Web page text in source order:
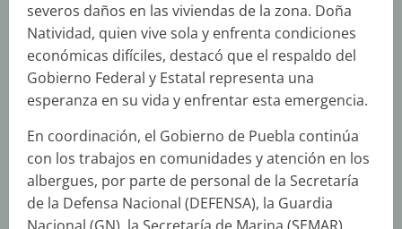
severos daños en las viviendas de la zona. Doña
Natividad, quien vive sola y enfrenta condiciones
económicas difíciles, destacó que el respaldo del
Gobierno Federal y Estatal representa una
esperanza en su vida y enfrentar esta emergencia.
En coordinación, el Gobierno de Puebla continúa
con los trabajos en comunidades y atención en los
albergues, por parte de personal de la Secretaría
de la Defensa Nacional (DEFENSA), la Guardia